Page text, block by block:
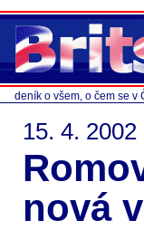
deník o všem, o čem se
15. 4. 2002
nová